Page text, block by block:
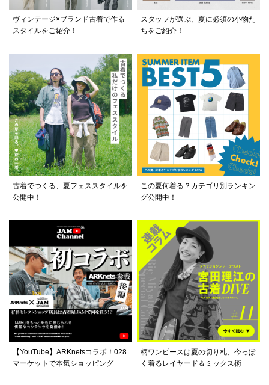
ヴィンテージ×ブランド古着で作る
スタイルをご紹介！
スタッフが選ぶ、夏に必須の小物た
ちをご紹介！
古着でつくる、夏フェススタイルを
公開中！
この夏何着る？カテゴリ別ランキン
グ公開中！
【YouTube】ARKnetsコラボ！028
マーケットで本気ショッピング
柄ワンピースは夏の切り札、今っぽ
く着るレイヤード＆ミックス術